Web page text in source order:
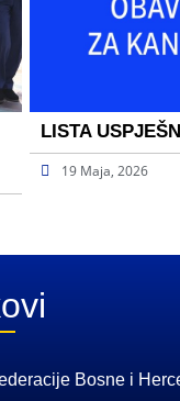
LISTA
19 Maja, 2026
Bosne i